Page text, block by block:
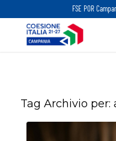
FSE POR
Tag Archivio per: